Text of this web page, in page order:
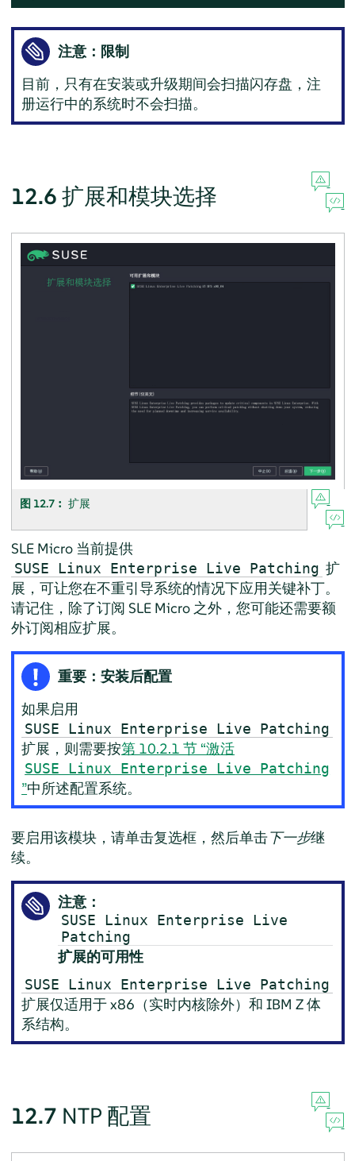
注意：限制
目前，只有在安装或升级期间会扫描闪存盘，注
册运行中的系统时不会扫描。
12.6 扩展和模块选择
图 12.7︰ 扩展
SLE Micro 当前提供
SUSE Linux Enterprise Live Patching 扩
展，可让您在不重引导系统的情况下应用关键补丁。
请记住，除了订阅 SLE Micro 之外，您可能还需要额
外订阅相应扩展。
重要：安装后配置
如果启用
SUSE Linux Enterprise Live Patching
扩展，则需要按第 10.2.1 节 “激活
SUSE Linux Enterprise Live Patching
”中所述配置系统。
要启用该模块，请单击复选框，然后单击下一步继
续。
注意：
SUSE Linux Enterprise Live
Patching
扩展的可用性
SUSE Linux Enterprise Live Patching
扩展仅适用于 x86（实时内核除外）和 IBM Z 体
系结构。
12.7 NTP 配置